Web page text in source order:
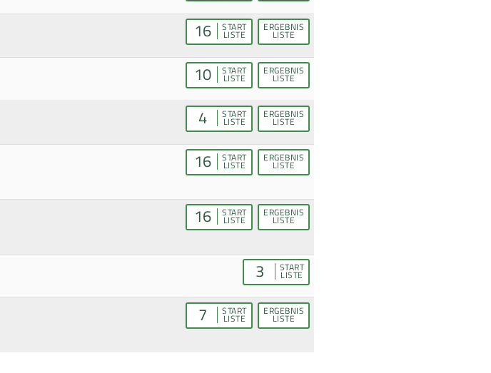
16 START
LISTE
ERGEBNIS
LISTE
10 START
LISTE
ERGEBNIS
LISTE
4 START
LISTE
ERGEBNIS
LISTE
16 START
LISTE
ERGEBNIS
LISTE
16 START
LISTE
ERGEBNIS
LISTE
3 START
LISTE
7 START
LISTE
ERGEBNIS
LISTE